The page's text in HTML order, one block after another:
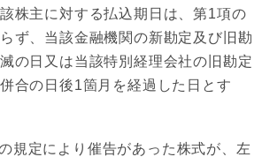
株主に対する払込期日は、第1項の
ず、当該金融機関の新勘定及び旧勘
の日又は当該特別経理会社の旧勘定
合の日後1箇月を経過した日とす
規定により催告があった株式が、左